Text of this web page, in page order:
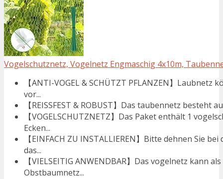
Vogelschutznetz, Vogelnetz Engmaschig 4x10m,
【ANTI-VOGEL & SCHÜTZT PFLANZEN】
vor...
【REISSFEST & ROBUST】Das taubennetz
【VOGELSCHUTZNETZ】Das Paket enthält 1
Ecken...
【EINFACH ZU INSTALLIEREN】Bitte dehnen Sie
das...
【VIELSEITIG ANWENDBAR】Das vogelnetz kann
Obstbaumnetz...